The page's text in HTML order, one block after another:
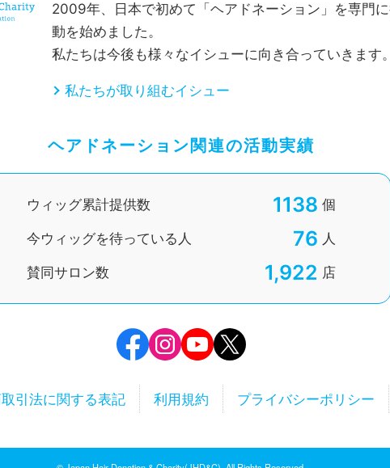
2009年、日本で初めて「ヘアドネーション」を専門
動を始めました。
私たちは今後も様々なイシューに向き合っていきます。
私たちが取り組むイシュー
ヘアドネーション関連の活動実績
ウィッグ累計提供数 1138 個
今ウィッグを待っている人 76 人
賛同サロン数 1,922 店
引法に関する表記 利用規約 プライバシーポリシー